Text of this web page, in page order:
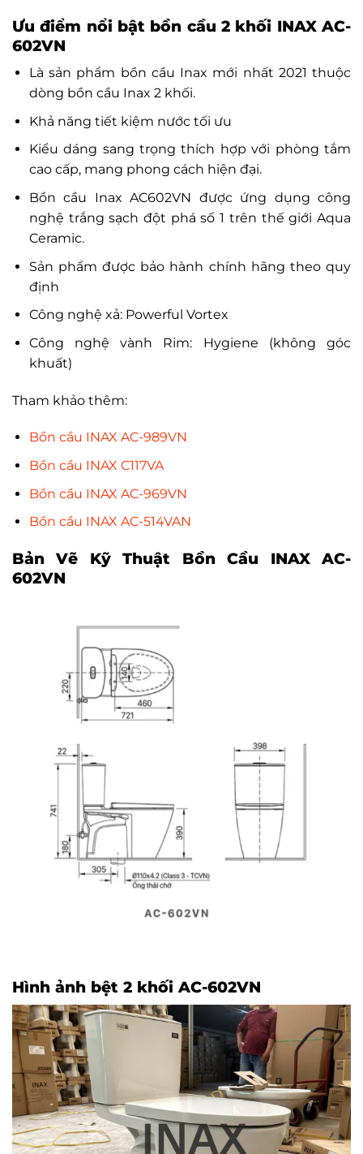
Ưu điểm nổi bật bồn cầu 2 khối INAX AC-
602VN
Là sản phẩm bồn cầu Inax mới nhất 2021 thuộc
dòng bồn cầu Inax 2 khối.
Khả năng tiết kiệm nước tối ưu
Kiểu dáng sang trọng thích hợp với phòng tắm
cao cấp, mang phong cách hiện đại.
Bồn cầu Inax AC602VN được ứng dụng công
nghệ trắng sạch đột phá số 1 trên thế giới Aqua
Ceramic.
Sản phẩm được bảo hành chính hãng theo quy
định
Công nghệ xả: Powerful Vortex
Công nghệ vành Rim: Hygiene (không góc
khuất)
Tham khảo thêm:
Bồn cầu INAX AC-989VN
Bồn cầu INAX C117VA
Bồn cầu INAX AC-969VN
Bồn cầu INAX AC-514VAN
Bản Vẽ Kỹ Thuật Bồn Cầu INAX AC-
602VN
Hình ảnh bệt 2 khối AC-602VN